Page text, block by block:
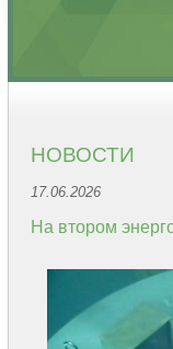
НОВОСТИ
17.06.2026
На втором